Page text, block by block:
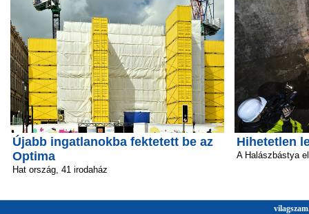
Újabb ingatlanokba fektetett be az
Optima
Hat ország, 41 irodaház
Hihetetlen
A Halászbástya